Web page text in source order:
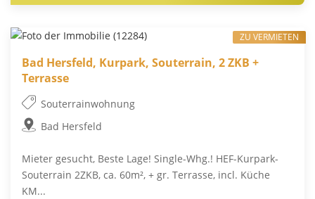
Bad Hersfeld, Kurpark, Souterrain, 2 ZKB +
Terrasse
Souterrainwohnung
Bad Hersfeld
Mieter gesucht, Beste Lage! Single-Whg.! HEF-Kurpark-
Souterrain 2ZKB, ca. 60m², + gr. Terrasse, incl. Küche
KM...
ZU VERMIETEN